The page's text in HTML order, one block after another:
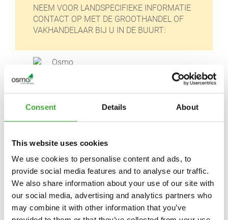
Consent Details About
This website uses cookies
We use cookies to personalise content and ads, to
provide social media features and to analyse our traffic.
We also share information about your use of our site with
our social media, advertising and analytics partners who
may combine it with other information that you’ve
NEEM VOOR LANDSPECIFIEKE INFORMATIE
CONTACT OP MET DE GROOTHANDEL OF
VAKHANDELAAR BIJ U IN DE BUURT:
Osmo Nederland BV
1432 CE Aalsmeer
Nederland
https://osmonederland.nl/
klantenservice@osmonederland.nl